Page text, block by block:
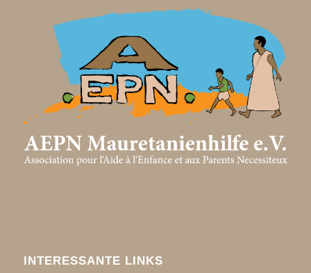
INTERESSANTE LINKS